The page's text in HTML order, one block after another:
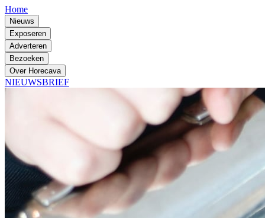
Home
Nieuws
Exposeren
Adverteren
Bezoeken
Over Horecava
NIEUWSBRIEF